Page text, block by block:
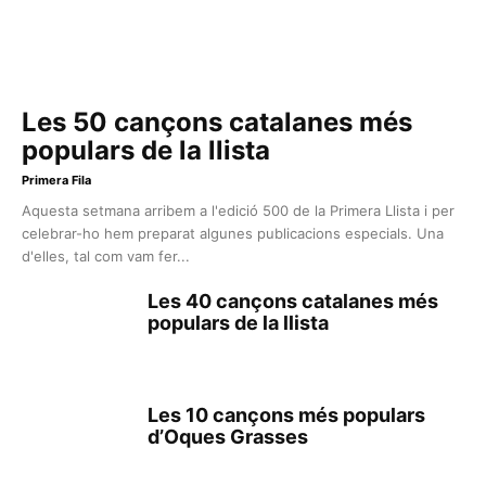
Les 50 cançons catalanes més
populars de la llista
Primera Fila
Aquesta setmana arribem a l'edició 500 de la Primera Llista i per
celebrar-ho hem preparat algunes publicacions especials. Una
d'elles, tal com vam fer...
Les 40 cançons catalanes més
populars de la llista
Les 10 cançons més populars
d’Oques Grasses